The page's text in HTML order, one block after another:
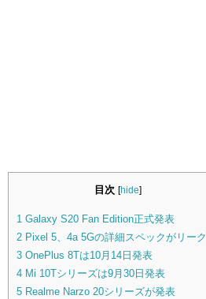
目次 [hide]
1 Galaxy S20 Fan Edition正式発表
2 Pixel 5、4a 5Gの詳細スペックがリーク
3 OnePlus 8Tは10月14日発表
4 Mi 10Tシリーズは9月30日発表
5 Realme Narzo 20シリーズが発表